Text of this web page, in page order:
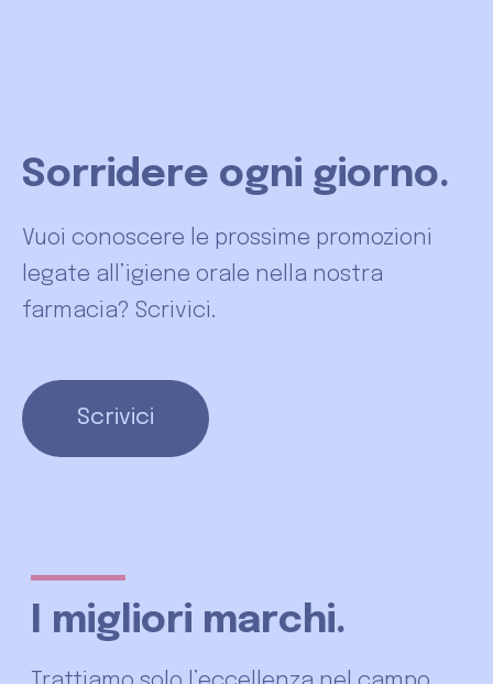
Sorridere ogni giorno.
Vuoi conoscere le prossime promozioni
legate all’igiene orale nella nostra
farmacia? Scrivici.
Scrivici
I migliori marchi.